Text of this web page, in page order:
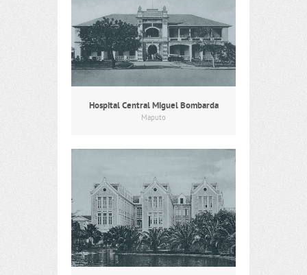
Hospital Central Miguel Bombarda
Maputo